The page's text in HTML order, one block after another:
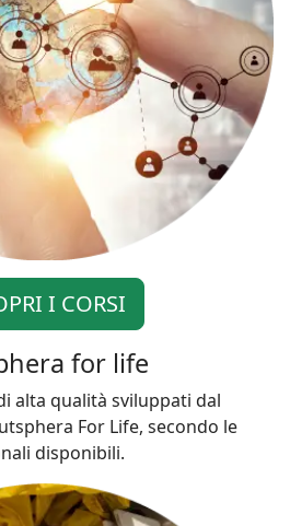
I CORSI
for life
alta qualità sviluppati dal
For Life, secondo le
disponibili.